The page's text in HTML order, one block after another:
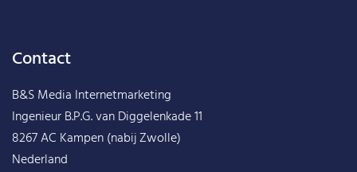
Contact
B&S Media Internetmarketing
Ingenieur B.P.G. van Diggelenkade 11
8267 AC Kampen (nabij Zwolle)
Nederland